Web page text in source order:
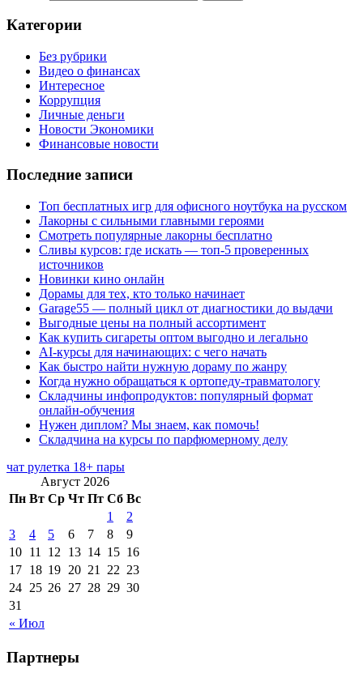
Категории
Без рубрики
Видео о финансах
Интересное
Коррупция
Личные деньги
Новости Экономики
Финансовые новости
Последние записи
Топ бесплатных игр для офисного ноутбука на русском
Лакорны с сильными главными героями
Смотреть популярные лакорны бесплатно
Сливы курсов: где искать — топ-5 проверенных
источников
Новинки кино онлайн
Дорамы для тех, кто только начинает
Garage55 — полный цикл от диагностики до выдачи
Выгодные цены на полный ассортимент
Как купить сигареты оптом выгодно и легально
AI-курсы для начинающих: с чего начать
Как быстро найти нужную дораму по жанру
Когда нужно обращаться к ортопеду-травматологу
Складчины инфопродуктов: популярный формат
онлайн-обучения
Нужен диплом? Мы знаем, как помочь!
Складчина на курсы по парфюмерному делу
чат рулетка 18+ пары
Август 2026
Пн Вт Ср Чт Пт Сб Вс
« Июл
1
2
3
4 5 6 7 8
9
10 11 12 13 14 15 16
17 18 19 20 21 22 23
24 25 26 27 28 29 30
31
Партнеры